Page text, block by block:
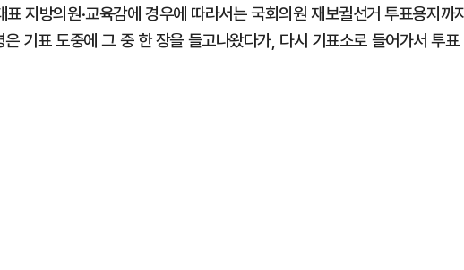
표 지방의원·교육감에 경우에 따라서는 국회의원 재보궐선거 투표용지까
기표 도중에 그 중 한 장을 들고나왔다가, 다시 기표소로 들어가서 투표